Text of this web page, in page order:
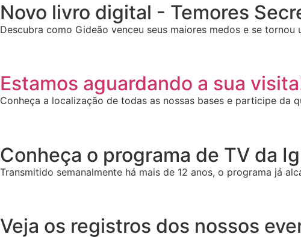
Novo livro digital - Temores
Descubra como Gideão venceu seus maiores medos e se tornou
Estamos aguardando a sua
Conheça a localização de todas as nossas bases e participe da
Conheça o programa de TV da
Transmitido semanalmente há mais de 12 anos, o programa já
Veja os registros dos nossos